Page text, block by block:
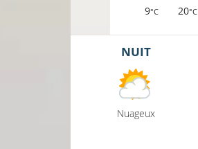
9°C 20°C
NUIT
Nuageux